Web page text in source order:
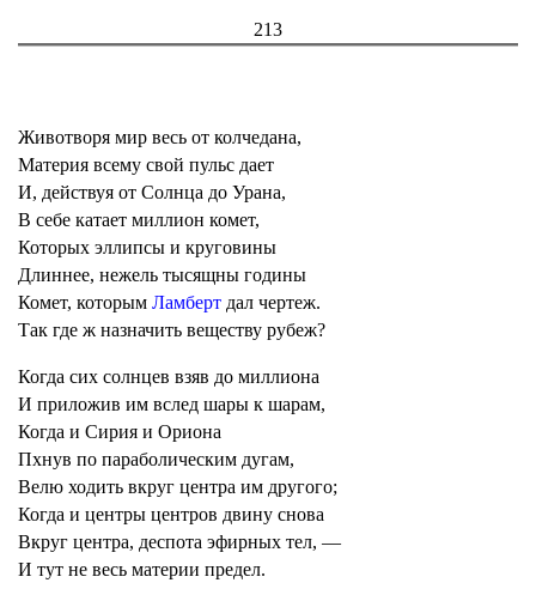
213
Животворя мир весь от колчедана,
Материя всему свой пульс дает
И, действуя от Солнца до Урана,
В себе катает миллион комет,
Которых эллипсы и круговины
Длиннее, нежель тысящны годины
Комет, которым Ламберт дал чертеж.
Так где ж назначить веществу рубеж?
Когда сих солнцев взяв до миллиона
И приложив им вслед шары к шарам,
Когда и Сирия и Ориона
Пхнув по параболическим дугам,
Велю ходить вкруг центра им другого;
Когда и центры центров двину снова
Вкруг центра, деспота эфирных тел, —
И тут не весь материи предел.